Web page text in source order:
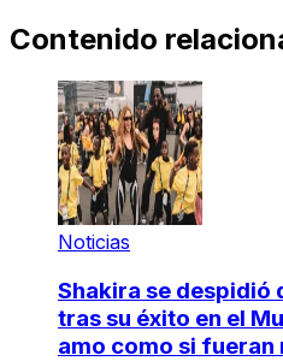
Contenido
Noticias
Shakira se despidió
tras su éxito en el
amo como si fueran